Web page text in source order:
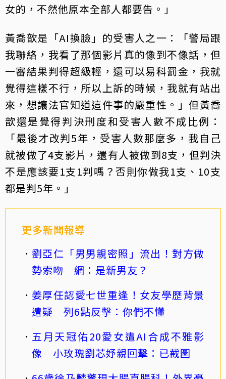
女的，不然他原本全部人都要告。」
黃喬歆是「AI換臉」的受害人之一：「警局跟
我聯絡，我看了那個影片真的像到不像話，但
一審結果判得超級輕，還可以易科罰金，我就
覺得這樣不行，所以上訴的時候，我就有站出
來，想讓法官知道這件事的嚴重性。」但黃喬
歆還是覺得判決刑度和受害人數不成比例：
「最後才改判5年，受害人數那麼多，我自己
就被做了4支影片，還有人被做到8支，但判決
不是應該要1支1判嗎？否則你做我1支、10支
都是判5年。」
更多新聞報導
劉亞仁「男男親密照」流出！對方做
勢索吻 網：是新男友？
姜厚任認愛七世重逢！女友學歷背景
遭疑 列6點反擊：你們不懂
五月天冠佑20愛女遭AI合成不雅影
像 小玫瑰劉芯妤親回擊：已截圖